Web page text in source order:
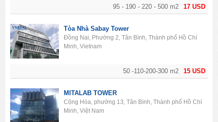
17 USD
95 - 190 - 220 - 500 m2
15 USD
50 -110-200-300 m2
Tòa Nhà Sabay Tower
Đồng Nai, Phường 2, Tân Bình, Thành phố Hồ Chí
Minh, Vietnam
MITALAB TOWER
Cộng Hòa, phường 13, Tân Bình, Thành phố Hồ Chí
Minh, Việt Nam